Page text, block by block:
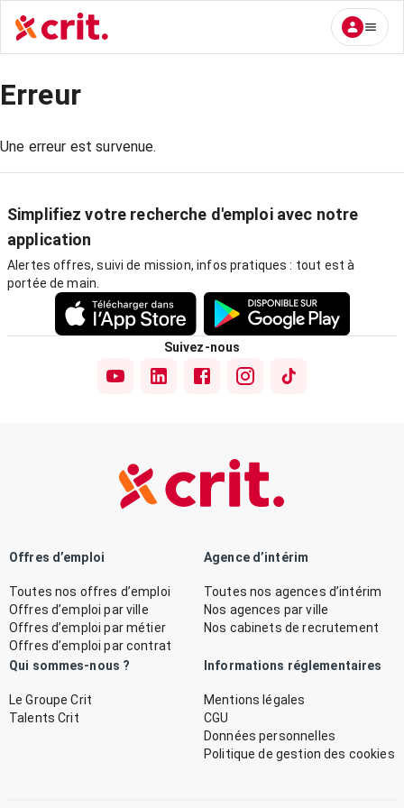
Erreur
Une erreur est survenue.
Simplifiez votre recherche d'emploi avec notre
application
Alertes offres, suivi de mission, infos pratiques : tout est à
portée de main.
Suivez-nous
Offres d’emploi
Toutes nos offres d’emploi
Offres d’emploi par ville
Offres d’emploi par métier
Offres d’emploi par contrat
Agence d’intérim
Toutes nos agences d’intérim
Nos agences par ville
Nos cabinets de recrutement
Qui sommes-nous ?
Le Groupe Crit
Talents Crit
Informations réglementaires
Mentions légales
CGU
Données personnelles
Politique de gestion des cookies